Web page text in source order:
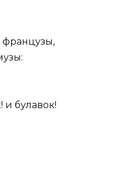
французы,
булавок!